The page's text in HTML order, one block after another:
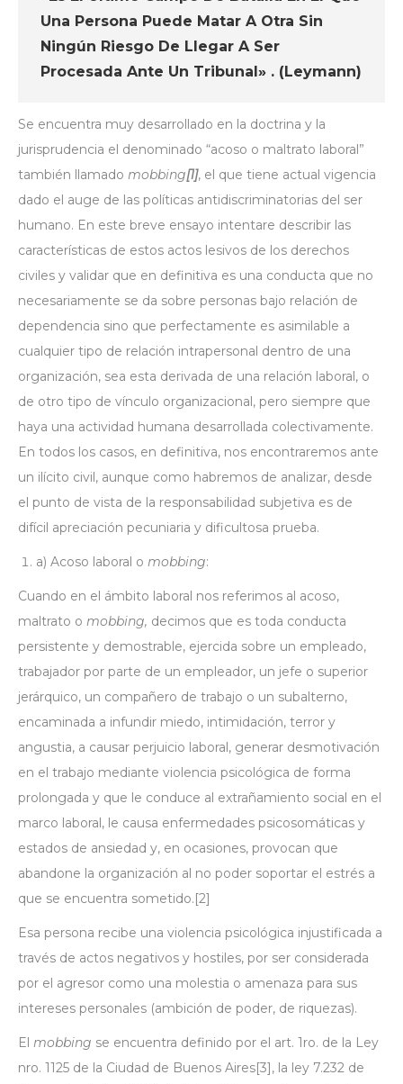
Una Persona Puede Matar A Otra Sin
Ningún Riesgo De Llegar A Ser
Procesada Ante Un Tribunal» . (Leymann)
Se encuentra muy desarrollado en la doctrina y la
jurisprudencia el denominado “acoso o maltrato laboral”
también llamado mobbing[1], el que tiene actual vigencia
dado el auge de las políticas antidiscriminatorias del ser
humano. En este breve ensayo intentare describir las
características de estos actos lesivos de los derechos
civiles y validar que en definitiva es una conducta que no
necesariamente se da sobre personas bajo relación de
dependencia sino que perfectamente es asimilable a
cualquier tipo de relación intrapersonal dentro de una
organización, sea esta derivada de una relación laboral, o
de otro tipo de vínculo organizacional, pero siempre que
haya una actividad humana desarrollada colectivamente.
En todos los casos, en definitiva, nos encontraremos ante
un ilícito civil, aunque como habremos de analizar, desde
el punto de vista de la responsabilidad subjetiva es de
difícil apreciación pecuniaria y dificultosa prueba.
a) Acoso laboral o mobbing:
Cuando en el ámbito laboral nos referimos al acoso,
maltrato o mobbing, decimos que es toda conducta
persistente y demostrable, ejercida sobre un empleado,
trabajador por parte de un empleador, un jefe o superior
jerárquico, un compañero de trabajo o un subalterno,
encaminada a infundir miedo, intimidación, terror y
angustia, a causar perjuicio laboral, generar desmotivación
en el trabajo mediante violencia psicológica de forma
prolongada y que le conduce al extrañamiento social en el
marco laboral, le causa enfermedades psicosomáticas y
estados de ansiedad y, en ocasiones, provocan que
abandone la organización al no poder soportar el estrés a
que se encuentra sometido.[2]
Esa persona recibe una violencia psicológica injustificada a
través de actos negativos y hostiles, por ser considerada
por el agresor como una molestia o amenaza para sus
intereses personales (ambición de poder, de riquezas).
El mobbing se encuentra definido por el art. 1ro. de la Ley
nro. 1125 de la Ciudad de Buenos Aires[3], la ley 7.232 de